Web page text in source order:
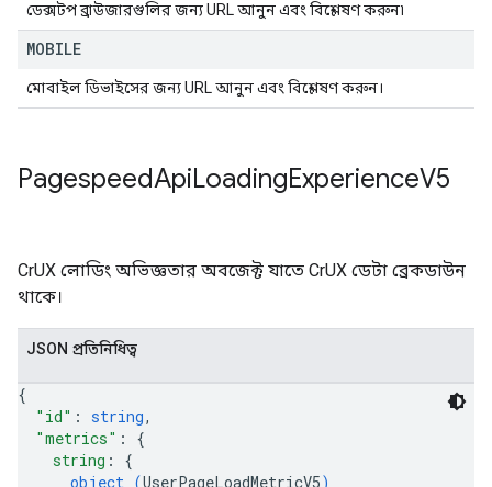
ডেক্সটপ ব্রাউজারগুলির জন্য URL আনুন এবং বিশ্লেষণ করুন৷
MOBILE
মোবাইল ডিভাইসের জন্য URL আনুন এবং বিশ্লেষণ করুন।
PagespeedApiLoadingExperienceV5
CrUX লোডিং অভিজ্ঞতার অবজেক্ট যাতে CrUX ডেটা ব্রেকডাউন
থাকে।
JSON প্রতিনিধিত্ব
{
"id" : string,
"metrics" : {
string : {
object (UserPageLoadMetricV5)